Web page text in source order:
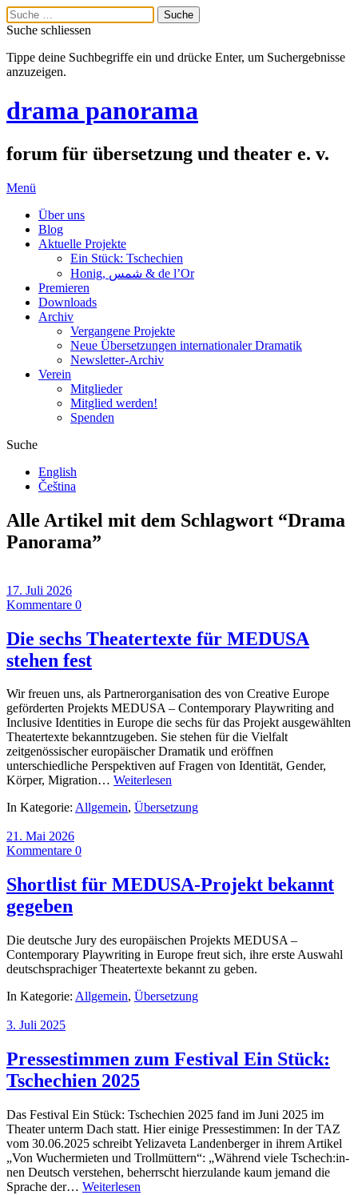
Suche schliessen
Tippe deine Suchbegriffe ein und drücke Enter, um Suchergebnisse
anzuzeigen.
drama panorama
forum für übersetzung und theater e. v.
Menü
Über uns
Blog
Aktuelle Projekte
Ein Stück: Tschechien
Honig, شمس & de l’Or
Premieren
Downloads
Archiv
Vergangene Projekte
Neue Übersetzungen internationaler Dramatik
Newsletter-Archiv
Verein
Mitglieder
Mitglied werden!
Spenden
Suche
English
Čeština
Alle Artikel mit dem Schlagwort “Drama
Panorama”
17. Juli 2026
Kommentare 0
Die sechs Theatertexte für MEDUSA
stehen fest
Wir freuen uns, als Partnerorganisation des von Creative Europe
geförderten Projekts MEDUSA – Contemporary Playwriting and
Inclusive Identities in Europe die sechs für das Projekt ausgewählten
Theatertexte bekanntzugeben. Sie stehen für die Vielfalt
zeitgenössischer europäischer Dramatik und eröffnen
unterschiedliche Perspektiven auf Fragen von Identität, Gender,
Körper, Migration… Weiterlesen
In Kategorie: Allgemein, Übersetzung
21. Mai 2026
Kommentare 0
Shortlist für MEDUSA-Projekt bekannt
gegeben
Die deutsche Jury des europäischen Projekts MEDUSA –
Contemporary Playwriting in Europe freut sich, ihre erste Auswahl
deutschsprachiger Theatertexte bekannt zu geben.
In Kategorie: Allgemein, Übersetzung
3. Juli 2025
Pressestimmen zum Festival Ein Stück:
Tschechien 2025
Das Festival Ein Stück: Tschechien 2025 fand im Juni 2025 im
Theater unterm Dach statt. Hier einige Pressestimmen: In der TAZ
vom 30.06.2025 schreibt Yelizaveta Landenberger in ihrem Artikel
„Von Wuchermieten und Trollmüttern“: „Während viele Tsche­ch:in­
nen Deutsch verstehen, beherrscht hierzulande kaum jemand die
Sprache der… Weiterlesen